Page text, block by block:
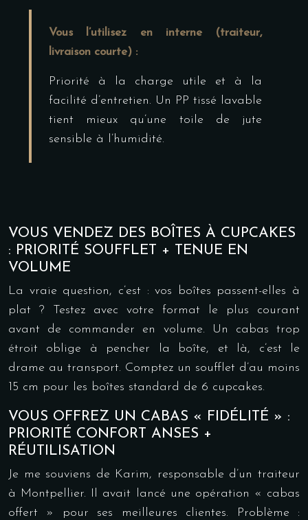
Vous l’utilisez en interne (traiteur,
livraison courte) :
Priorité à la charge utile et à la
facilité d’entretien. Un PP tissé lavable
tient mieux qu’une toile de jute
sensible à l’humidité.
VOUS VENDEZ DES BOÎTES À CUPCAKES
: PRIORITÉ SOUFFLET + TENUE EN
VOLUME
La vraie question, c’est : vos boîtes passent-elles à
plat ? Testez avec votre format le plus courant
avant de commander en volume. Un cabas trop
étroit oblige à pencher la boîte, et là, c’est le
drame au transport. Comptez un soufflet d’au moins
15 cm pour les boîtes standard de 6 cupcakes.
VOUS OFFREZ UN CABAS « FIDÉLITÉ » :
PRIORITÉ CONFORT ANSES +
RÉUTILISATION
Je me souviens de Karim, responsable d’un traiteur
à Montpellier. Il avait lancé une opération « cabas
offert » pour ses meilleures clientes. Problème :